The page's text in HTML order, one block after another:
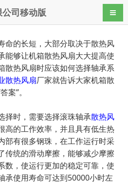
司移动版 导航
的长短，大部分取决于散热风
能够让机箱散热风扇大大提高使
散热风扇时应该如何选择轴承系
散热风扇厂家就告诉大家机箱散
案”。
时，需要选择滚珠轴承散热风
高的工作效率，并且具有低生热
部有很多钢珠，在工作运行时采
传统的滑动摩擦，能够减少摩擦
数，使运行更加的稳定可靠，使
承使用寿命可达到50000小时左